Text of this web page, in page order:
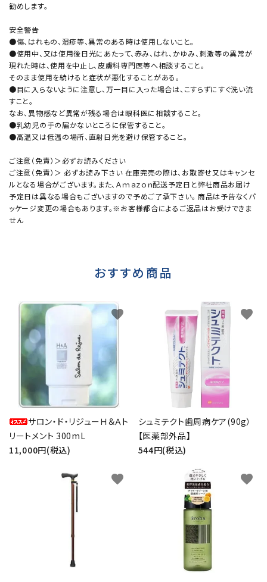
勧めします。
安全警告
●傷、はれもの、湿疹等、異常のある時は使用しないこと。
●使用中、又は使用後日光にあたって、赤み、はれ、かゆみ、刺激等の異常が
現れた時は、使用を中止し、皮膚科専門医等へ相談すること。
そのまま使用を続けると症状が悪化することがある。
●目に入らないように注意し、万一目に入った場合は、こすらずにすぐ洗い流
すこと。
なお、異物感など異常が残る場合は眼科医に相談すること。
●乳幼児の手の届かないところに保管すること。
●高温又は低温の場所、直射日光を避け保管すること。
ご注意（免責）＞必ずお読みください
ご注意（免責）＞ 必ずお読み下さい 在庫完売の際は、お取寄せ又はキャンセ
ルとなる場合がございます。また、Ａｍａｚｏｎ配送予定日と弊社商品お届け
予定日は異なる場合もございますので予めご了承下さい。 商品は予告なくパ
ッケージ変更の場合もあります。※お客様都合によるご返品はお受けできま
せん
おすすめ商品
サロン・ド・リジューＨ＆Ａト
リートメント 300mL
11,000円(税込)
favorite
シュミテクト歯周病ケア(90g）
【医薬部外品】
544円(税込)
favorite
favorite favorite